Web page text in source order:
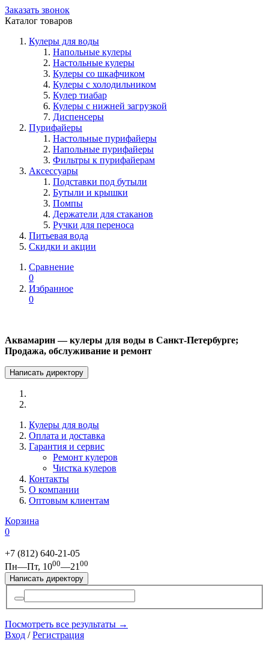
Заказать звонок
Каталог товаров
Кулеры для воды
Напольные кулеры
Настольные кулеры
Кулеры со шкафчиком
Кулеры с холодильником
Кулер тиабар
Кулеры с нижней загрузкой
Диспенсеры
Пурифайеры
Настольные пурифайеры
Напольные пурифайеры
Фильтры к пурифайерам
Аксессуары
Подставки под бутыли
Бутыли и крышки
Помпы
Держатели для стаканов
Ручки для переноса
Питьевая вода
Скидки и акции
Сравнение
0
Избранное
0
Аквамарин — кулеры для воды в Санкт-Петербурге;
Продажа, обслуживание и ремонт
Написать директору
Кулеры для воды
Оплата и доставка
Гарантия и сервис
Ремонт кулеров
Чистка кулеров
Контакты
О компании
Оптовым клиентам
Корзина
0
+7 (812) 640-21-05
Пн—Пт, 1000—21 00
Написать директору
Посмотреть все результаты →
Вход /Регистрация